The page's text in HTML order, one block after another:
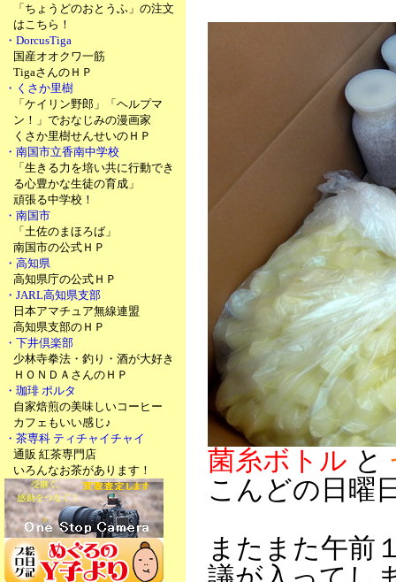
「ちょうどのおとうふ」の注文
はこちら！
・DorcusTiga
国産オオクワ一筋
TigaさんのＨＰ
・くさか里樹
「ケイリン野郎」「ヘルプマ
ン！」でおなじみの漫画家
くさか里樹せんせいのＨＰ
・南国市立香南中学校
「生きる力を培い共に行動でき
る心豊かな生徒の育成」
頑張る中学校！
・南国市
「土佐のまほろば」
南国市の公式ＨＰ
・高知県
高知県庁の公式ＨＰ
・JARL高知県支部
日本アマチュア無線連盟
高知県支部のＨＰ
・下井倶楽部
少林寺拳法・釣り・酒が大好き
ＨＯＮＤＡさんのＨＰ
・珈琲 ポルタ
自家焙煎の美味しいコーヒー
カフェもいい感じ♪
・茶専科 ティチャイチャイ
通販 紅茶専門店
いろんなお茶があります！
菌糸ボトル と
こんどの日曜
またまた午前